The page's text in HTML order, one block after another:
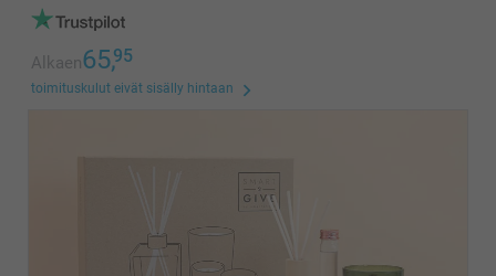
Alkaen65,95
toimituskulut eivät sisälly hintaan